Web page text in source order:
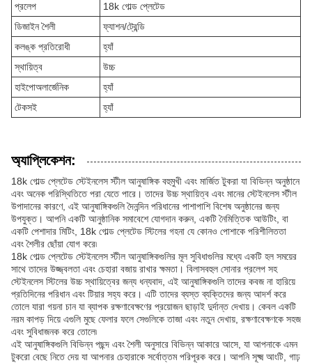
প্রলেপ
18k গোল্ড প্লেটেড
ডিজাইন শৈলী
ফ্যাশন/ট্রেন্ডি
কলঙ্ক প্রতিরোধী
হ্যাঁ
স্থায়িত্ব
উচ্চ
হাইপোঅলার্জেনিক
হ্যাঁ
টেকসই
হ্যাঁ
অ্যাপ্লিকেশন:
18k গোল্ড প্লেটেড স্টেইনলেস স্টীল আনুষাঙ্গিক বহুমুখী এবং মার্জিত টুকরা যা বিভিন্ন অনুষ্ঠানে
এবং অনেক পরিস্থিতিতে পরা যেতে পারে। তাদের উচ্চ স্থায়িত্ব এবং মানের স্টেইনলেস স্টীল
উপাদানের কারণে, এই আনুষাঙ্গিকগুলি দৈনন্দিন পরিধানের পাশাপাশি বিশেষ অনুষ্ঠানের জন্য
উপযুক্ত। আপনি একটি আনুষ্ঠানিক সমাবেশে যোগদান করুন, একটি নৈমিত্তিক আউটিং, বা
একটি পেশাদার মিটিং, 18k গোল্ড প্লেটেড স্টিলের গহনা যে কোনও পোশাকে পরিশীলিততা
এবং শৈলীর ছোঁয়া যোগ করে৷
18k গোল্ড প্লেটেড স্টেইনলেস স্টীল আনুষাঙ্গিকগুলির মূল সুবিধাগুলির মধ্যে একটি হল সময়ের
সাথে তাদের উজ্জ্বলতা এবং চেহারা বজায় রাখার ক্ষমতা। বিলাসবহুল সোনার প্রলেপ সহ
স্টেইনলেস স্টিলের উচ্চ স্থায়িত্বের জন্য ধন্যবাদ, এই আনুষাঙ্গিকগুলি তাদের কবজ না হারিয়ে
প্রতিদিনের পরিধান এবং টিয়ার সহ্য করে। এটি তাদের ব্যস্ত ব্যক্তিদের জন্য আদর্শ করে
তোলে যারা গয়না চান যা ব্যাপক রক্ষণাবেক্ষণের প্রয়োজন ছাড়াই দুর্দান্ত দেখায়। কেবল একটি
নরম কাপড় দিয়ে এগুলি মুছে ফেলার ফলে সেগুলিকে তাজা এবং নতুন দেখায়, রক্ষণাবেক্ষণকে সহজ
এবং সুবিধাজনক করে তোলে৷
এই আনুষাঙ্গিকগুলি বিভিন্ন পছন্দ এবং শৈলী অনুসারে বিভিন্ন আকারে আসে, যা আপনাকে এমন
টুকরো বেছে নিতে দেয় যা আপনার চেহারাকে সর্বোত্তম পরিপূরক করে। আপনি সূক্ষ্ম আংটি, গাঢ়